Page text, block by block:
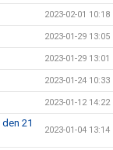
2023-02-01 10:18
2023-01-29 13:05
2023-01-29 13:01
2023-01-24 10:33
2023-01-12 14:22
21
2023-01-04 13:14